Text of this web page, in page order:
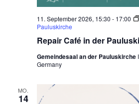
Repair Café in der
11. September 2026, 15:30 - 17:00
Pauluskirche
Gemeindesaal an der Pauluskirche
Germany
MO.
14